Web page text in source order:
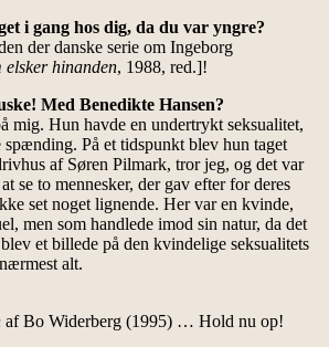
i gang hos dig, da du var yngre?
der danske serie om Ingeborg
elsker hinanden, 1988, red.]!
Med Benedikte Hansen?
mig. Hun havde en undertrykt seksualitet,
På et tidspunkt blev hun taget
af Søren Pilmark, tror jeg, og det var
se to mennesker, der gav efter for deres
set noget lignende. Her var en kvinde,
men som handlede imod sin natur, da det
et billede på den kvindelige seksualitets
alt.
af Bo Widerberg (1995) … Hold nu op!